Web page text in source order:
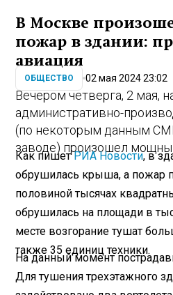
В Москве
пожар в здании:
авиация
ОБЩЕСТВО 02 мая 2024 23:02
Вечером четверга, 2 мая,
административно-
(по некоторым данным
заводе) произошел
Как пишетРИА Новости, в
обрушилась крыша, а пожар
половиной тысячах
обрушилась на площади в
месте возгорание тушат
также 35 единиц техники.
На данный момент
Для тушения трехэтажного